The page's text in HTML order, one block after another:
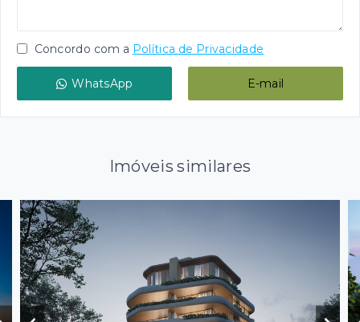
Concordo com a Política de Privacidade
WhatsApp E-mail
Imóveis similares